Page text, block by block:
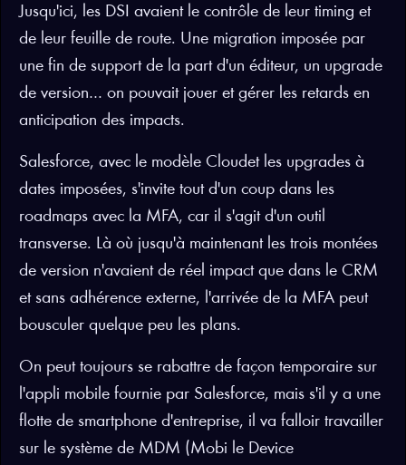
Jusqu'ici, les DSI avaient le contrôle de leur timing et
de leur feuille de route. Une migration imposée par
une fin de support de la part d'un éditeur, un upgrade
de version… on pouvait jouer et gérer les retards en
anticipation des impacts.
Salesforce, avec le modèle Cloudet les upgrades à
dates imposées, s'invite tout d'un coup dans les
roadmaps avec la MFA, car il s'agit d'un outil
transverse. Là où jusqu'à maintenant les trois montées
de version n'avaient de réel impact que dans le CRM
et sans adhérence externe, l'arrivée de la MFA peut
bousculer quelque peu les plans.
On peut toujours se rabattre de façon temporaire sur
l'appli mobile fournie par Salesforce, mais s'il y a une
flotte de smartphone d'entreprise, il va falloir travailler
sur le système de MDM (Mobi le Device